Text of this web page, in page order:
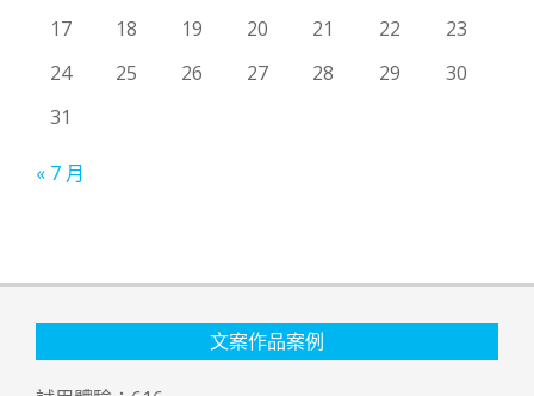
17
18 19 20 21 22
23
24
25 26 27 28 29
30
31
« 7 月
文案作品案例